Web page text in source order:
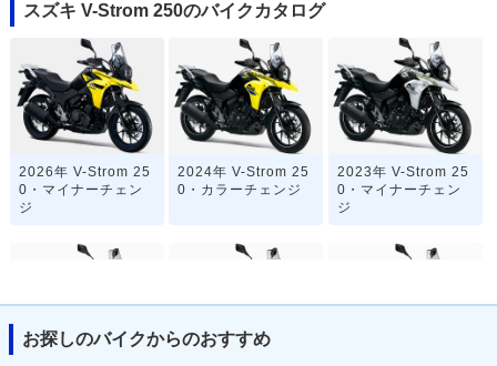
スズキ V-Strom 250のバイクカタログ
2026年 V-Strom 25
0・マイナーチェン
ジ
2024年 V-Strom 25
0・カラーチェンジ
2023年 V-Strom 25
0・マイナーチェン
ジ
お探しのバイクからのおすすめ